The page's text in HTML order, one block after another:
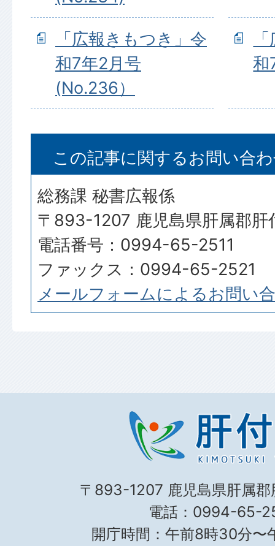
「広報きもつき」令
和7年2月号
(No.236）
和
この記事に関するお問い合
総務課 秘書広報係
〒893-1207 鹿児島県肝属郡肝
電話番号：0994-65-2511
ファックス：0994-65-2521
メールフォームによるお問い
〒893-1207 鹿児島県肝属
電話：0994-65-
開庁時間：午前8時30分〜